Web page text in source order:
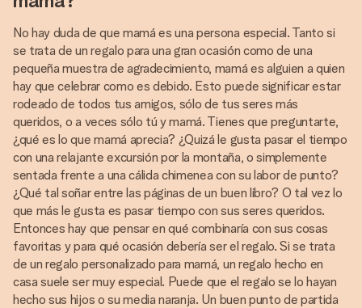
No hay duda de que mamá es una persona especial. Tanto si
se trata de un regalo para una gran ocasión como de una
pequeña muestra de agradecimiento, mamá es alguien a quien
hay que celebrar como es debido. Esto puede significar estar
rodeado de todos tus amigos, sólo de tus seres más
queridos, o a veces sólo tú y mamá. Tienes que preguntarte,
¿qué es lo que mamá aprecia? ¿Quizá le gusta pasar el tiempo
con una relajante excursión por la montaña, o simplemente
sentada frente a una cálida chimenea con su labor de punto?
¿Qué tal soñar entre las páginas de un buen libro? O tal vez lo
que más le gusta es pasar tiempo con sus seres queridos.
Entonces hay que pensar en qué combinaría con sus cosas
favoritas y para qué ocasión debería ser el regalo. Si se trata
de un regalo personalizado para mamá, un regalo hecho en
casa suele ser muy especial. Puede que el regalo se lo hayan
hecho sus hijos o su media naranja. Un buen punto de partida